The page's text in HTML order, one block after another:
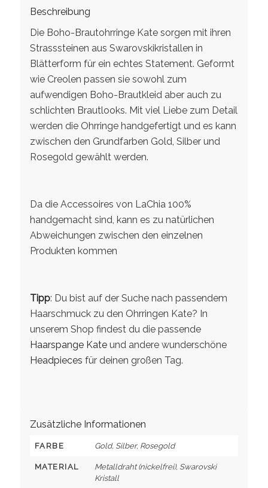
Beschreibung
Die Boho-Brautohrringe Kate sorgen mit ihren
Strasssteinen aus Swarovskikristallen in
Blätterform für ein echtes Statement. Geformt
wie Creolen passen sie sowohl zum
aufwendigen Boho-Brautkleid aber auch zu
schlichten Brautlooks. Mit viel Liebe zum Detail
werden die Ohrringe handgefertigt und es kann
zwischen den Grundfarben Gold, Silber und
Rosegold gewählt werden.
Da die Accessoires von LaChia 100%
handgemacht sind, kann es zu natürlichen
Abweichungen zwischen den einzelnen
Produkten kommen
Tipp: Du bist auf der Suche nach passendem
Haarschmuck zu den Ohrringen Kate? In
unserem Shop findest du die passende
Haarspange Kateund andere wunderschöne
Headpieces für deinen großen Tag.
Zusätzliche Informationen
FARBE Gold, Silber, Rosegold
MATERIAL
Metalldraht (nickelfrei), Swarovski
Kristall